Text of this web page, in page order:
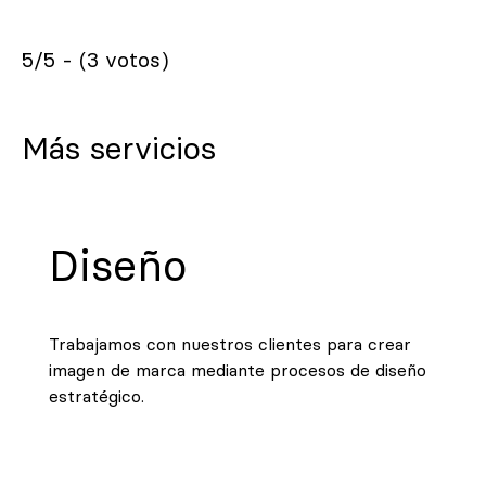
5/5 - (3 votos)
Más servicios
Diseño
Trabajamos con nuestros clientes para crear
imagen de marca mediante procesos de diseño
estratégico.